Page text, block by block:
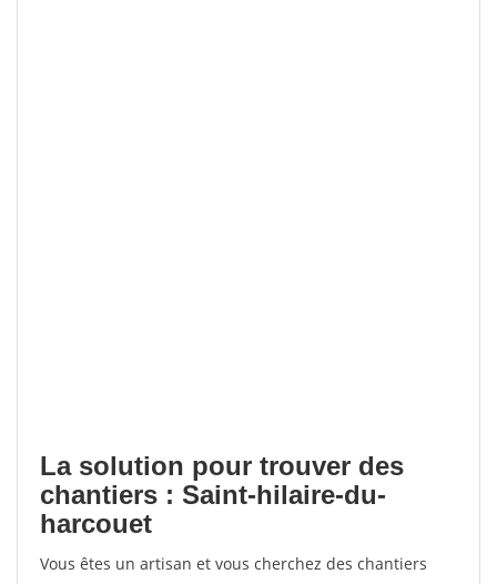
La solution pour trouver des
chantiers : Saint-hilaire-du-
harcouet
Vous êtes un artisan et vous cherchez des chantiers